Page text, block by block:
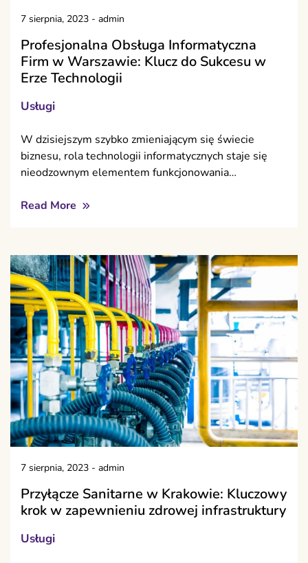
7 sierpnia, 2023 - admin
Profesjonalna Obsługa Informatyczna
Firm w Warszawie: Klucz do Sukcesu w
Erze Technologii
Usługi
W dzisiejszym szybko zmieniającym się świecie
biznesu, rola technologii informatycznych staje się
nieodzownym elementem funkcjonowania…
Read More
7 sierpnia, 2023 - admin
Przyłącze Sanitarne w Krakowie: Kluczowy
krok w zapewnieniu zdrowej infrastruktury
Usługi